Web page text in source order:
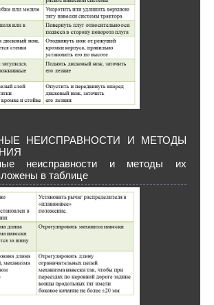
НЕИСПРАВНОСТИ И МЕТОДЫ
неисправности и методы их
в таблице